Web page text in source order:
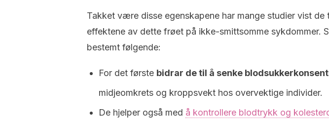
Takket være disse egenskapene har mange studier vist de
effektene av dette frøet på ikke-smittsomme sykdommer.
bestemt følgende:
For det første bidrar de til å senke
midjeomkrets og kroppsvekt hos overvektige individer.
De hjelper også med å kontrollere blodtrykk og